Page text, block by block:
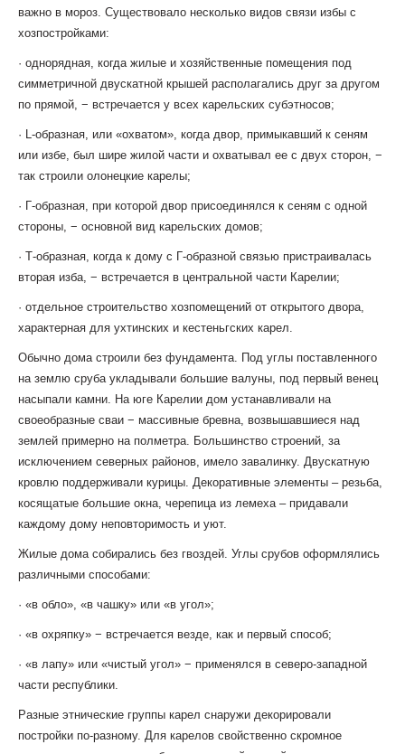
важно в мороз. Существовало несколько видов связи избы с
хозпостройками:
· однорядная, когда жилые и хозяйственные помещения под
симметричной двускатной крышей располагались друг за другом
по прямой, − встречается у всех карельских субэтносов;
· L-образная, или «охватом», когда двор, примыкавший к сеням
или избе, был шире жилой части и охватывал ее с двух сторон, −
так строили олонецкие карелы;
· Г-образная, при которой двор присоединялся к сеням с одной
стороны, − основной вид карельских домов;
· Т-образная, когда к дому с Г-образной связью пристраивалась
вторая изба, − встречается в центральной части Карелии;
· отдельное строительство хозпомещений от открытого двора,
характерная для ухтинских и кестеньгских карел.
Обычно дома строили без фундамента. Под углы поставленного
на землю сруба укладывали большие валуны, под первый венец
насыпали камни. На юге Карелии дом устанавливали на
своеобразные сваи − массивные бревна, возвышавшиеся над
землей примерно на полметра. Большинство строений, за
исключением северных районов, имело завалинку. Двускатную
кровлю поддерживали курицы. Декоративные элементы – резьба,
косящатые большие окна, черепица из лемеха – придавали
каждому дому неповторимость и уют.
Жилые дома собирались без гвоздей. Углы срубов оформлялись
различными способами:
· «в обло», «в чашку» или «в угол»;
· «в охряпку» − встречается везде, как и первый способ;
· «в лапу» или «чистый угол» − применялся в северо-западной
части республики.
Разные этнические группы карел снаружи декорировали
постройки по-разному. Для карелов свойственно скромное